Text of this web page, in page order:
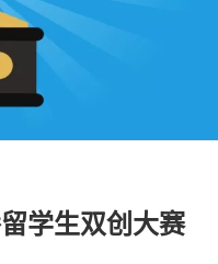
学生双创大赛